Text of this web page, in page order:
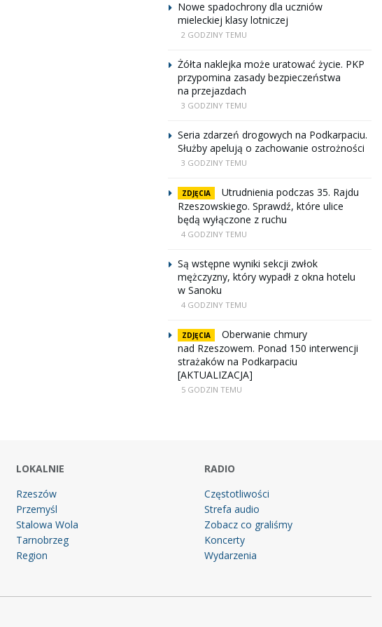
Nowe spadochrony dla uczniów
mieleckiej klasy lotniczej
2 GODZINY TEMU
Żółta naklejka może uratować życie. PKP
przypomina zasady bezpieczeństwa
na przejazdach
3 GODZINY TEMU
Seria zdarzeń drogowych na Podkarpaciu.
Służby apelują o zachowanie ostrożności
3 GODZINY TEMU
ZDJĘCIA
Utrudnienia podczas 35. Rajdu
Rzeszowskiego. Sprawdź, które ulice
będą wyłączone z ruchu
4 GODZINY TEMU
Są wstępne wyniki sekcji zwłok
mężczyzny, który wypadł z okna hotelu
w Sanoku
4 GODZINY TEMU
ZDJĘCIA
Oberwanie chmury
nad Rzeszowem. Ponad 150 interwencji
strażaków na Podkarpaciu
[AKTUALIZACJA]
5 GODZIN TEMU
LOKALNIE
Rzeszów
Przemyśl
Stalowa Wola
Tarnobrzeg
Region
RADIO
Częstotliwości
Strefa audio
Zobacz co graliśmy
Koncerty
Wydarzenia